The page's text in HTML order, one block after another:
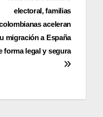
electoral, familias
aceleran
migración a España
forma legal y segura